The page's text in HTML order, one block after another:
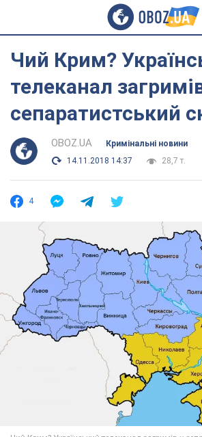
Чий Крим?
телеканал
сепаратистський
OBOZ.UA
Кримінальні новини
14.11.2018 14:37
28,7 т.
4